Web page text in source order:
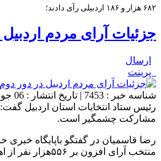
۶۸۲ هزار و ۱۸۶ اردبیلی رآی دادند؛
جزئیات‌ آرای مردم
ارسال
پرینت
شناسه خبر : 7453 | تاریخ انتشار : 06 جولای 2024 - 23:31 |
مشارکت چشمگیر است.
رضا قاسمیان در گفتگو باپایگاه خبری
منتخب آرای افزون بر ۵۵۶هزار نفر از اهالی استان را کسب کرد.